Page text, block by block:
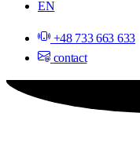
EN
+48 733 663 633
contact